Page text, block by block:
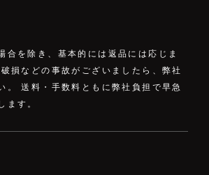
合を除き、基本的には返品には応じま
損などの事故がございましたら、弊社
。 送料・手数料ともに弊社負担で早急
ます。